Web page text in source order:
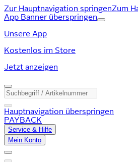
Zur Hauptnavigation springenZum
App Banner überspringen
Unsere App
Kostenlos im Store
Jetzt anzeigen
Hauptnavigation überspringen
PAYBACK
Service & Hilfe
Mein Konto